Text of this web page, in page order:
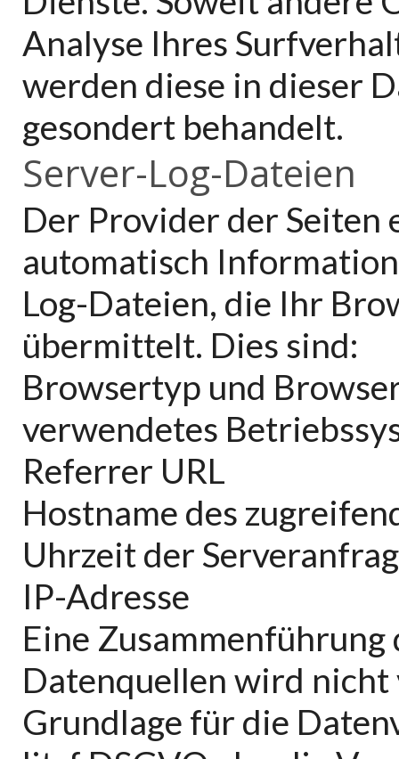
Analyse Ihres
werden diese in dieser
gesondert behandelt.
Server-Log-Dateien
Der Provider der Seiten
automatisch
Log-Dateien, die Ihr
übermittelt. Dies sind:
Browsertyp und
verwendetes
Referrer URL
Hostname des
Uhrzeit der
IP-Adresse
Eine
Datenquellen wird nicht
Grundlage für die